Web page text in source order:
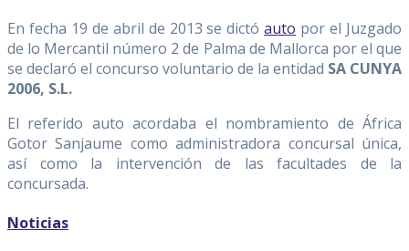
En fecha 19 de abril de 2013 se dictóauto por el Juzgado
de lo Mercantil número 2 de Palma de Mallorca por el que
se declaró el concurso voluntario de la entidad SA CUNYA
2006, S.L.
El referido auto acordaba el nombramiento de África
Gotor Sanjaume como administradora concursal única,
así como la intervención de las facultades de la
concursada.
Noticias